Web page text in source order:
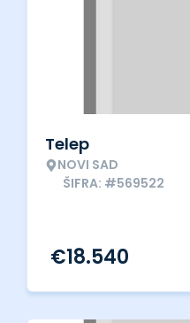
Telep
NOVI SAD
ŠIFRA: #569522
€18.540